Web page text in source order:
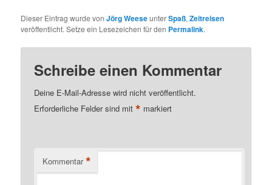
Dieser Eintrag wurde vonJörg WeeseunterSpaß,Zeitreisen
veröffentlicht. Setze ein Lesezeichen für den Permalink.
Schreibe einen Kommentar
Deine E-Mail-Adresse wird nicht veröffentlicht.
Erforderliche Felder sind mit* markiert
Kommentar *